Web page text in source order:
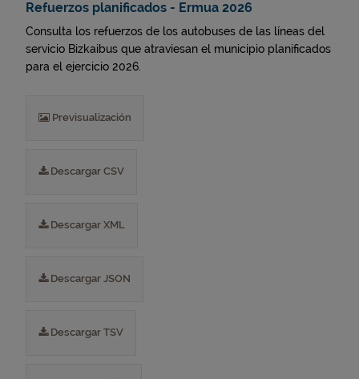
Refuerzos planificados - Ermua 2026
Consulta los refuerzos de los autobuses de las líneas del
servicio Bizkaibus que atraviesan el municipio planificados
para el ejercicio 2026.
Previsualización
Descargar CSV
Descargar XML
Descargar JSON
Descargar TSV